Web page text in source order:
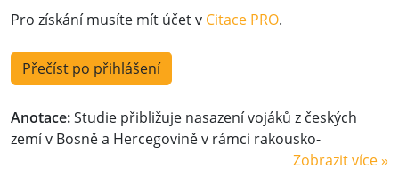
Pro získání musíte mít účet v Citace PRO.
Přečíst po přihlášení
Anotace:Studie přibližuje nasazení vojáků z českých
zemí v Bosně a Hercegovině v rámci rakousko-
Zobrazit více »